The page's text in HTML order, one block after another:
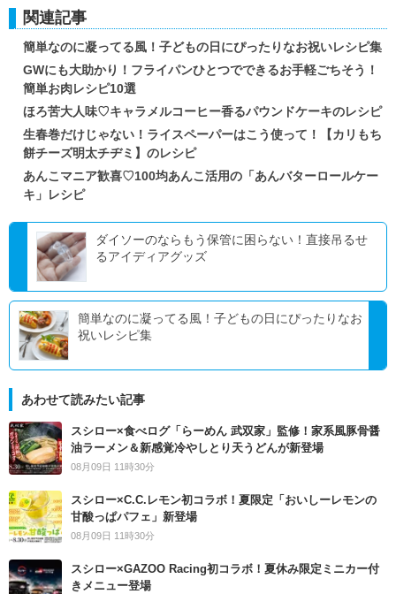
関連記事
簡単なのに凝ってる風！子どもの日にぴったりなお祝いレシピ集
GWにも大助かり！フライパンひとつでできるお手軽ごちそう！
簡単お肉レシピ10選
ほろ苦大人味♡キャラメルコーヒー香るパウンドケーキのレシピ
生春巻だけじゃない！ライスペーパーはこう使って！【カリもち
餅チーズ明太チヂミ】のレシピ
あんこマニア歓喜♡100均あんこ活用の「あんバターロールケー
キ」レシピ
ダイソーのならもう保管に困らない！直接吊るせ
るアイディアグッズ
簡単なのに凝ってる風！子どもの日にぴったりなお
祝いレシピ集
あわせて読みたい記事
スシロー×食べログ「らーめん 武双家」監修！家系風豚骨醤
油ラーメン＆新感覚冷やしとり天うどんが新登場
08月09日 11時30分
スシロー×C.C.レモン初コラボ！夏限定「おいしーレモンの
甘酸っぱパフェ」新登場
08月09日 11時30分
スシロー×GAZOO Racing初コラボ！夏休み限定ミニカー付
きメニュー登場